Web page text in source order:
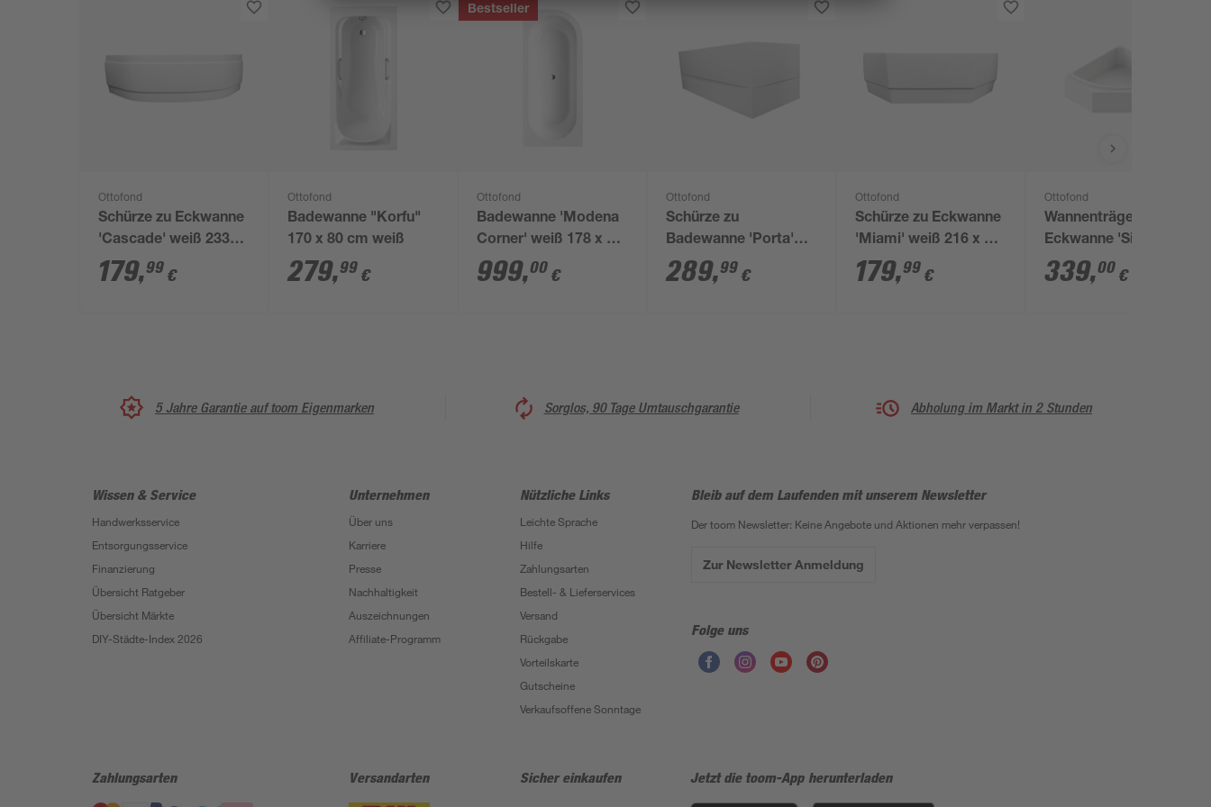
Ottofond
Schürze zu Eckwanne
'Cascade' weiß 2330
mm
179,99 €
Ottofond
Badewanne "Korfu"
170 x 80 cm weiß
279,99 €
Bestseller
Ottofond
Badewanne 'Modena
Corner' weiß 178 x 78
cm rechts
999,00 €
Ottofond
Schürze zu
Badewanne 'Porta'
weiß 180 x 60 x 3 cm,
rechts
289,99 €
Ottofond
Schürze zu Eckwanne
'Miami' weiß 216 x 54
x 3 cm
179,99 €
Ottofond
Wannenträger zu
Eckwanne 'Siam'
339,00 €
5 Jahre Garantie auf toom Eigenmarken Sorglos, 90 Tage Umtauschgarantie Abholung im Markt in 2 Stunden
Wissen & Service
Handwerksservice
Entsorgungsservice
Finanzierung
Übersicht Ratgeber
Übersicht Märkte
DIY-Städte-Index 2026
Unternehmen
Über uns
Karriere
Presse
Nachhaltigkeit
Auszeichnungen
Affiliate-Programm
Nützliche Links
Leichte Sprache
Hilfe
Zahlungsarten
Bestell- & Lieferservices
Versand
Rückgabe
Vorteilskarte
Gutscheine
Verkaufsoffene Sonntage
Bleib auf dem Laufenden mit unserem Newsletter
Der toom Newsletter: Keine Angebote und Aktionen mehr verpassen!
Zur Newsletter Anmeldung
Folge uns
Zahlungsarten Versandarten Sicher einkaufen Jetzt die toom-App herunterladen